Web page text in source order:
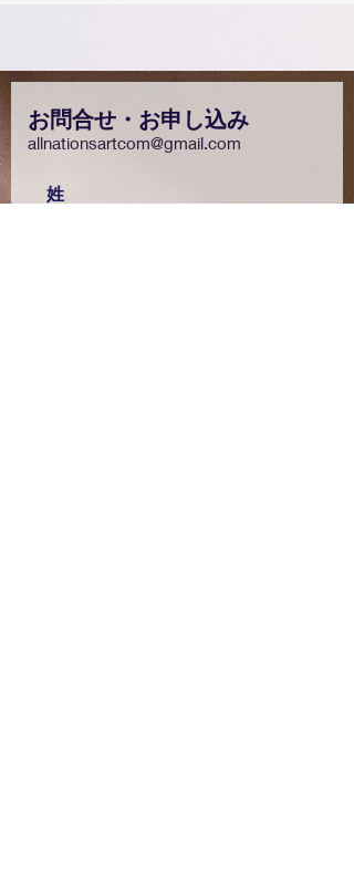
お問合せ・お申し込み
allnationsartcom@gmail.com
姓